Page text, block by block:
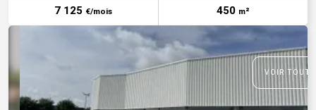
7 125 €/mois 450 m²
VOIR